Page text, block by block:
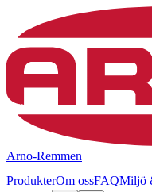
Arno-Remmen
ProdukterOm ossFAQMiljö